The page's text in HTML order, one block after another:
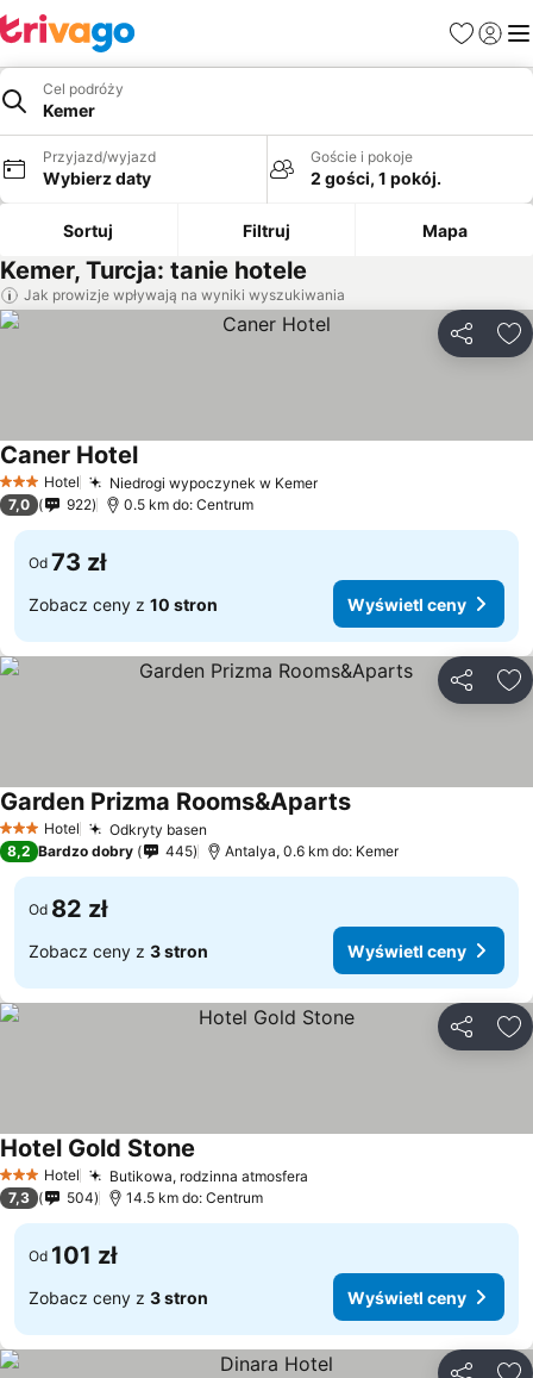
Ulubione
Cel podróży
Kemer
Przyjazd/wyjazd
Wybierz daty
Goście i pokoje
2 gości, 1 pokój.
Sortuj Filtruj Mapa
Kemer, Turcja: tanie hotele
Jak prowizje wpływają na wyniki wyszukiwania
3 Kategoria
Hotel Niedrogi wypoczynek w KemerWyświetl ceny
Caner HotelWyświetl ceny
7,0 922 0.5 km do: Centrum
Od 73 zł
Zobacz ceny z 10 stron Wyświetl ceny
3 Kategoria
Hotel Odkryty basen
Garden Prizma Rooms&ApartsWyświetl ceny
8,2 Bardzo dobry 445 Antalya, 0.6 km do: Kemer
Od 82 zł
Zobacz ceny z 3 stron Wyświetl ceny
3 Kategoria
Hotel Butikowa, rodzinna atmosfera
Hotel Gold Stone
7,3 504 14.5 km do: Centrum
Od 101 zł
Zobacz ceny z 3 stron Wyświetl ceny